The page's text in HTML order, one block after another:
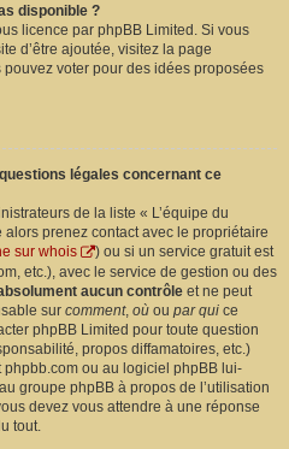
disponible ?
licence par phpBB Limited. Si vous
d’être ajoutée, visitez la page
voter pour des idées proposées
légales concernant ce
de la liste « L’équipe du
prenez contact avec le propriétaire
sur whois
) ou si un service gratuit est
etc.), avec le service de gestion ou des
aucun contrôle et ne peut
sur comment, où ou par qui ce
phpBB Limited pour toute question
propos diffamatoires, etc.)
phpbb.com ou au logiciel phpBB lui-
groupe phpBB à propos de l’utilisation
devez vous attendre à une réponse
tout.